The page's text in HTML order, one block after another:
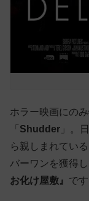
ホラー映画にの
「 Shudder 」。
ら親しまれてい
バーワンを獲得
お化け屋敷』 です